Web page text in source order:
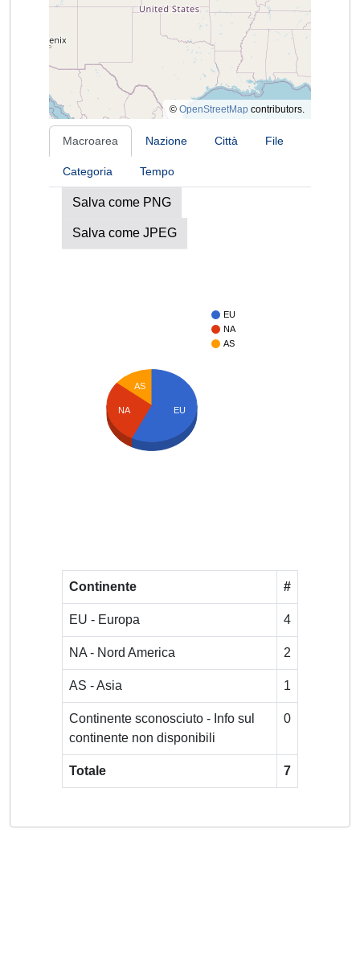
© OpenStreetMap contributors.
Macroarea Nazione Città File
Categoria Tempo
Salva come PNG
Salva come JPEG
EU
NA
AS
AS
NA EU
Continente #
EU - Europa 4
NA - Nord America 2
AS - Asia 1
Continente sconosciuto - Info sul
continente non disponibili
0
Totale 7